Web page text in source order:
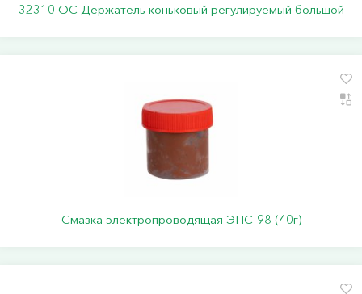
32310 ОС Держатель коньковый регулируемый большой
Смазка электропроводящая ЭПС-98 (40г)